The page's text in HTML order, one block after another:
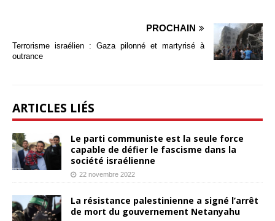
PROCHAIN
Terrorisme israélien : Gaza pilonné et martyrisé à
outrance
ARTICLES LIÉS
Le parti communiste est la seule force
capable de défier le fascisme dans la
société israélienne
22 novembre 2022
La résistance palestinienne a signé l’arrêt
de mort du gouvernement Netanyahu